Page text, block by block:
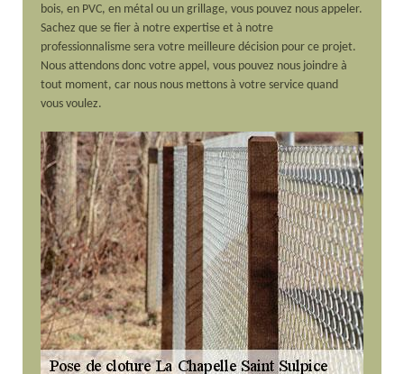
bois, en PVC, en métal ou un grillage, vous pouvez nous appeler.
Sachez que se fier à notre expertise et à notre
professionnalisme sera votre meilleure décision pour ce projet.
Nous attendons donc votre appel, vous pouvez nous joindre à
tout moment, car nous nous mettons à votre service quand
vous voulez.